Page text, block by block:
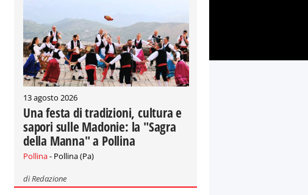
13 agosto 2026
Una festa di tradizioni, cultura e
sapori sulle Madonie: la "Sagra
della Manna" a Pollina
Pollina- Pollina (Pa)
diRedazione